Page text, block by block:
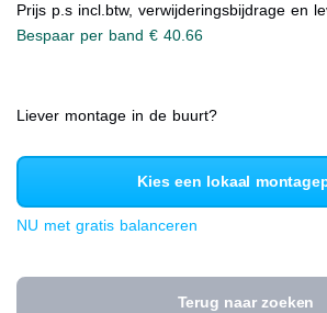
Prijs p.s incl.btw, verwijderingsbijdrage en
Bespaar per band € 40.66
Liever montage in de buurt?
Kies een lokaal
NU met gratis balanceren
Terug naar zoeken